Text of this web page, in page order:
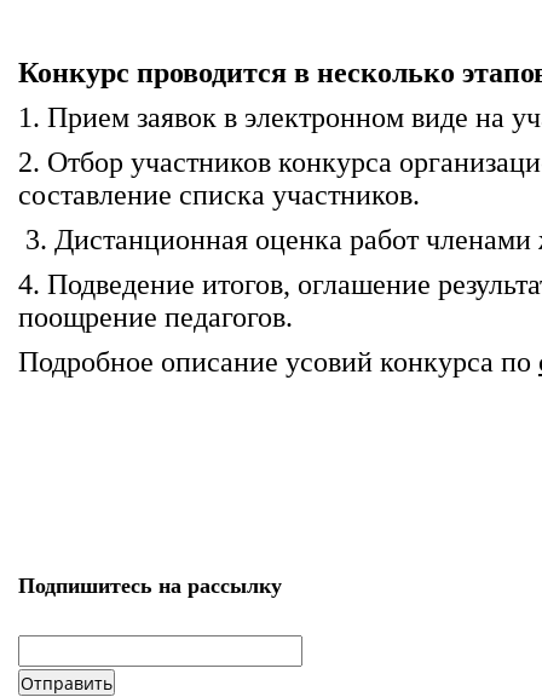
Конкурс проводится в несколько
1. Прием заявок в электронном виде на
2. Отбор участников конкурса
составление списка участников.
3. Дистанционная оценка работ
4. Подведение итогов, оглашение
поощрение педагогов.
Подробное описание усовий конкурса по
Подпишитесь на рассылку